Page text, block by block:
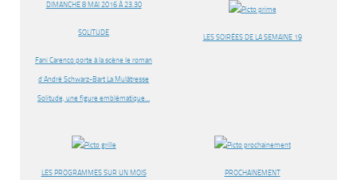
DIMANCHE 8 MAI 2016 À 23.30
SOLITUDE
Fani Carenco porte à la scène le roman
d’André Schwarz-Bart La Mulâtresse
Solitude, une figure emblématique…
LES SOIRÉES DE LA SEMAINE 19
LES PROGRAMMES SUR UN MOIS PROCHAINEMENT